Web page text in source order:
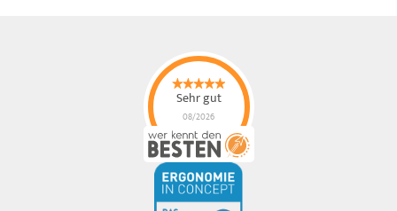
Sehr gut
08/2026
ErgonoMIX GmbHhat
4.96von5Sternen |
105ErgonoMIX
GmbHBewertungen
auf
werkenntdenBESTEN.de